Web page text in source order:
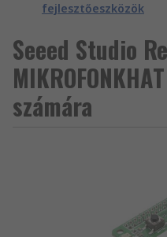
fejlesztőeszközök
Seeed Studio
számára